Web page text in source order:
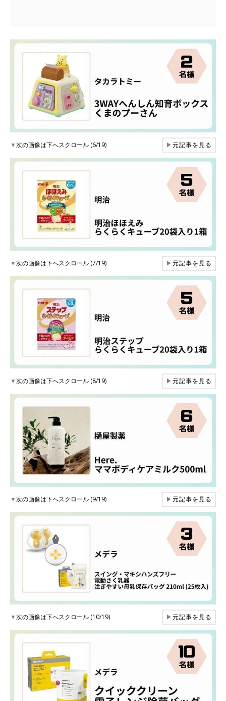
▼次の画像は下へスクロール (6/19) ▶元記事を見る
▼次の画像は下へスクロール (7/19) ▶元記事を見る
▼次の画像は下へスクロール (8/19) ▶元記事を見る
▼次の画像は下へスクロール (9/19) ▶元記事を見る
▼次の画像は下へスクロール (10/19) ▶元記事を見る